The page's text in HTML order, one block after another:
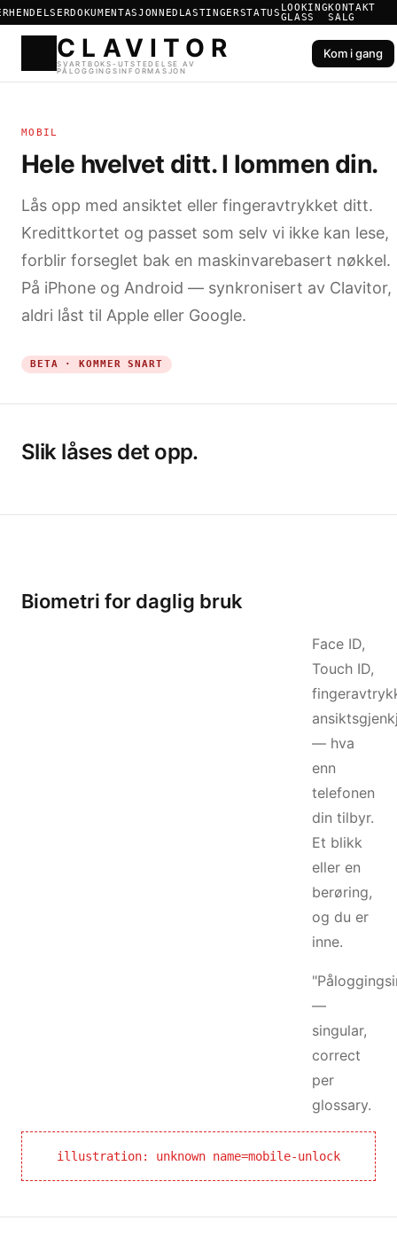
HENDELSERDOKUMENTASJONNEDLASTINGERSTATUS LOOKING
GLASS
KONTAKT
SALG
Kom i gang
MOBIL
Hele hvelvet ditt. I lommen din.
Lås opp med ansiktet eller fingeravtrykket ditt.
Kredittkortet og passet som selv vi ikke kan lese,
forblir forseglet bak en maskinvarebasert nøkkel.
På iPhone og Android — synkronisert av Clavitor,
aldri låst til Apple eller Google.
BETA · KOMMER SNART
Slik låses det opp.
Biometri for daglig bruk
Face ID,
Touch ID,
— hva
enn
telefonen
din tilbyr.
Et blikk
eller en
berøring,
og du er
inne.
—
singular,
correct
per
glossary.
illustration: unknown name=mobile-unlock